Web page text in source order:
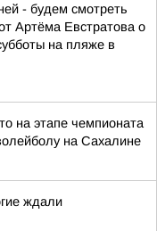
- будем смотреть
Артёма Евстратова о
на пляже в
на этапе чемпионата
на Сахалине
ждали